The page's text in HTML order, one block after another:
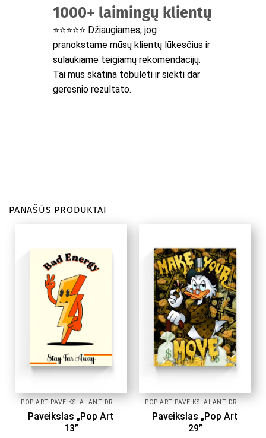
1000+ laimingų klientų
⭐⭐⭐⭐⭐ Džiaugiames, jog
pranokstame mūsų klientų lūkesčius ir
sulaukiame teigiamų rekomendacijų.
Tai mus skatina tobulėti ir siekti dar
geresnio rezultato.
PANAŠŪS PRODUKTAI
Paveikslas „Pop Art
13”
Paveikslas „Pop Art
29”